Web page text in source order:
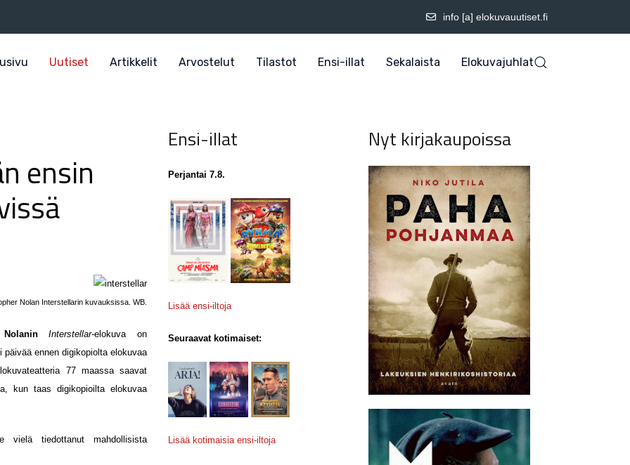
info [a] elokuvauutiset.fi
Uutiset Artikkelit Arvostelut Tilastot Ensi-illat Sekalaista Elokuvajuhlat
ensin
Nolan Interstellarin kuvauksissa. WB.
Interstellar-elokuva on
ennen digikopiolta elokuvaa
77 maassa saavat
kun taas digikopioilta elokuvaa
tiedottanut mahdollisista
Ensi-illat
Perjantai 7.8.
Lisää ensi-iltoja
Seuraavat kotimaiset:
Lisää kotimaisia ensi-iltoja
Nyt kirjakaupoissa